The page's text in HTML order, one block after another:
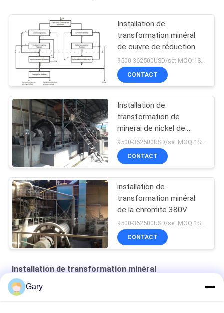
Installation de
transformation minéral
de cuivre de réduction
CONTACT
Installation de
transformation de
minerai de nickel de
flottaison de mélange
CONTACT
installation de
transformation minéral
de la chromite 380V
9500-362500USD/set MOQ:1SET
CONTACT
Installation de transformation minéral
céramiques structurelles en zirconium
Gary